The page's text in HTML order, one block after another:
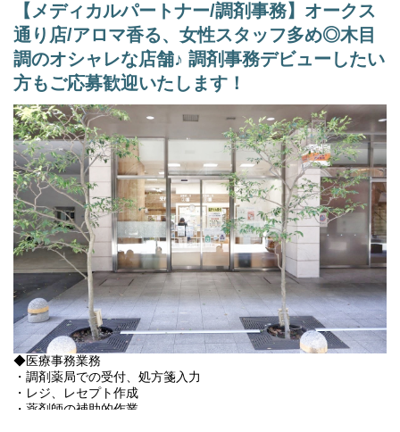
30代から20代、50代まで幅広い年齢層の方が勤務しております。
9割熊本大学病院の処方となり、高度医療の処方箋取扱がございま
す。
備蓄医薬品も1700品目以上。
【その他の補足事項】
1) 従事すべき業務の変更の範囲
変更なし
2) 就業場所の変更の範囲
転勤の可能性あり（通勤可能範囲）
3)雇用期間1年（原則更新）
※正社員登用は入社3ヵ月後を予定、正社員は無期雇用（個人の能
力に依る）
【メディカルパートナー/調剤事務】オークス
通り店/アロマ香る、女性スタッフ多め◎木目
調のオシャレな店舗♪ 調剤事務デビューしたい
方もご応募歓迎いたします！
◆医療事務業務
・調剤薬局での受付、処方箋入力
・レジ、レセプト作成
・薬剤師の補助的作業